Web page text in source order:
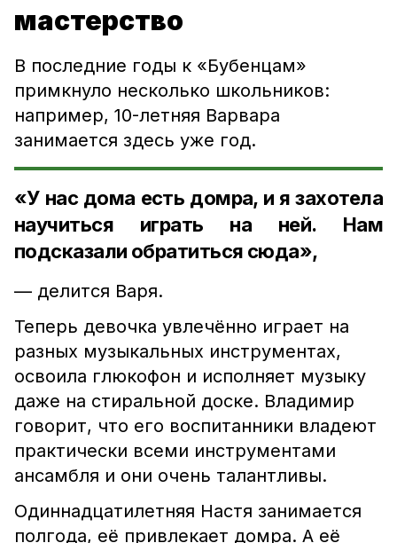
мастерство
В последние годы к «Бубенцам»
примкнуло несколько школьников:
например, 10-летняя Варвара
занимается здесь уже год.
«У нас дома есть домра, и я захотела
научиться играть на ней. Нам
подсказали обратиться сюда»,
— делится Варя.
Теперь девочка увлечённо играет на
разных музыкальных инструментах,
освоила глюкофон и исполняет музыку
даже на стиральной доске. Владимир
говорит, что его воспитанники владеют
практически всеми инструментами
ансамбля и они очень талантливы.
Одиннадцатилетняя Настя занимается
полгода, её привлекает домра. А её